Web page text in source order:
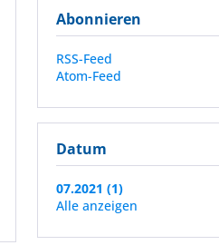
Abonnieren
RSS-Feed
Atom-Feed
Datum
07.2021 (1)
Alle anzeigen